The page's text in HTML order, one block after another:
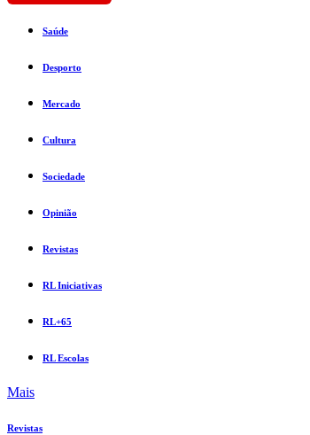
Saúde
Desporto
Mercado
Cultura
Sociedade
Opinião
Revistas
RL Iniciativas
RL+65
RL Escolas
Mais
Revistas